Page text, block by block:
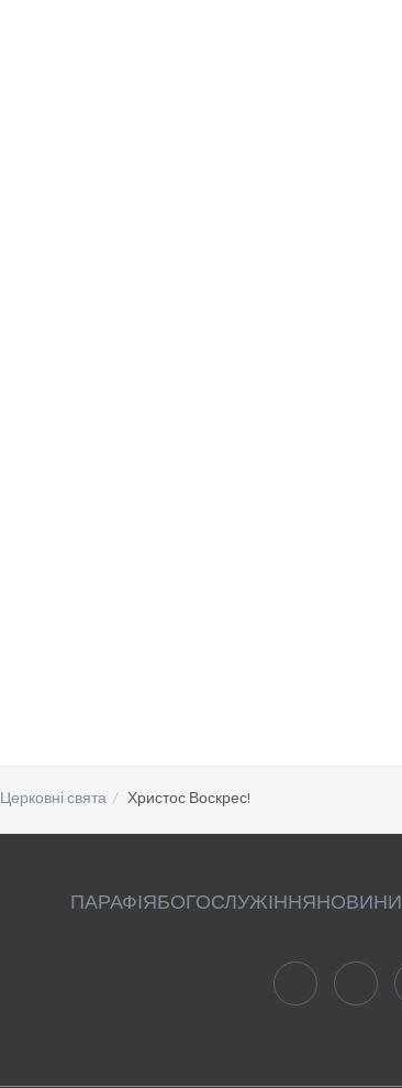
Церковні свята Христос Воскрес!
ПАРАФІЯБОГОСЛУЖІННЯНОВИНИ